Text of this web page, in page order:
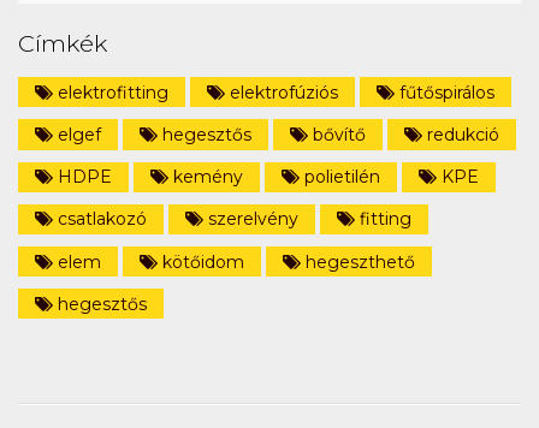
Címkék
elektrofitting elektrofúziós
fűtőspirálos
elgef
hegesztős bővítő
redukció
HDPE
kemény polietilén
KPE
csatlakozó
szerelvény
fitting
elem
kötőidom
hegeszthető
hegesztős